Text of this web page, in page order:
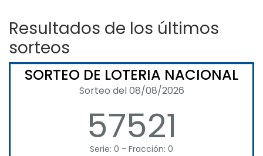
Resultados de los últimos
sorteos
SORTEO DE LOTERIA NACIONAL
Sorteo del 08/08/2026
57521
Serie: 0 - Fracción: 0